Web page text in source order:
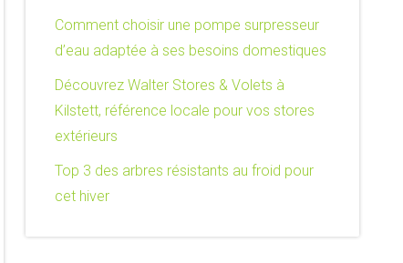
Comment choisir une pompe surpresseur
d’eau adaptée à ses besoins domestiques
Découvrez Walter Stores & Volets à
Kilstett, référence locale pour vos stores
extérieurs
Top 3 des arbres résistants au froid pour
cet hiver